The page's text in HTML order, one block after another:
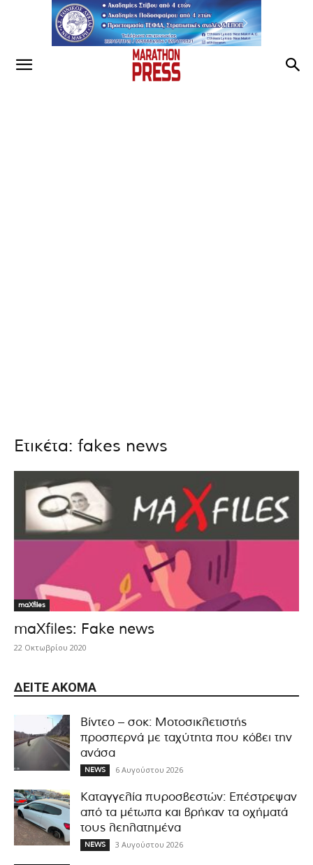
Ετικέτα: fakes news
maXfiles
maXfiles: Fake news
22 Οκτωβρίου 2020
ΔΕΊΤΕ ΑΚΌΜΑ
Βίντεο – σοκ: Μοτοσικλετιστής
προσπερνά με ταχύτητα που κόβει την
ανάσα
NEWS 6 Αυγούστου 2026
Καταγγελία πυροσβεστών: Επέστρεψαν
από τα μέτωπα και βρήκαν τα οχήματά
τους λεηλατημένα
NEWS 3 Αυγούστου 2026